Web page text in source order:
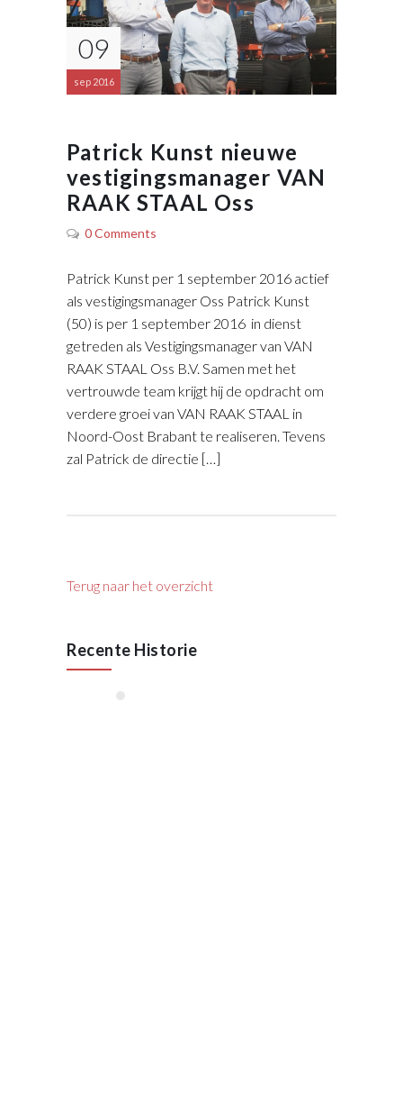
09
sep 2016
Patrick Kunst nieuwe
vestigingsmanager VAN
RAAK STAAL Oss
0 Comments
Patrick Kunst per 1 september 2016 actief
als vestigingsmanager Oss Patrick Kunst
(50) is per 1 september 2016 in dienst
getreden als Vestigingsmanager van VAN
RAAK STAAL Oss B.V. Samen met het
vertrouwde team krijgt hij de opdracht om
verdere groei van VAN RAAK STAAL in
Noord-Oost Brabant te realiseren. Tevens
zal Patrick de directie […]
Terug naar het overzicht
Recente Historie